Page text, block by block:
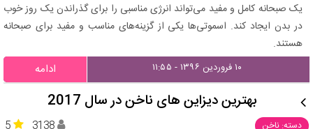
یک صبحانه کامل و مفید می‌تواند انرژی مناسبی را برای گذراندن یک روز خوب
در بدن ایجاد کند. اسموتی‌ها یکی از گزینه‌های مناسب و مفید برای صبحانه
هستند.
۱۰ فروردین ۱۳۹۶ - ۱۱:۵۵ ادامه
بهترین دیزاین های ناخن در سال 2017
دسته: ناخن